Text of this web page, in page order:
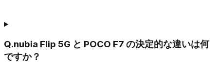
Q.nubia Flip 5G と POCO F7 の決定的な違いは何
ですか？